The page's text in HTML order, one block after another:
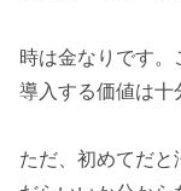
時は金なりです
導入する価値は十
ただ、初めてだと